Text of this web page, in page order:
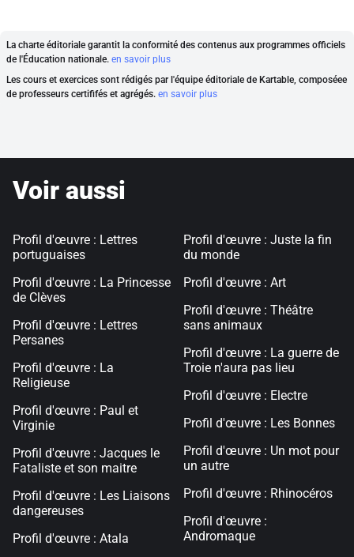
La charte éditoriale garantit la conformité des contenus aux programmes officiels
de l'Éducation nationale. en savoir plus
Les cours et exercices sont rédigés par l'équipe éditoriale de Kartable, composéee
de professeurs certififés et agrégés. en savoir plus
Voir aussi
Profil d'œuvre : Lettres
portuguaises
Profil d'œuvre : La Princesse
de Clèves
Profil d'œuvre : Lettres
Persanes
Profil d'œuvre : La
Religieuse
Profil d'œuvre : Paul et
Virginie
Profil d'œuvre : Jacques le
Fataliste et son maitre
Profil d'œuvre : Les Liaisons
dangereuses
Profil d'œuvre : Atala
Profil d'œuvre : Juste la fin
du monde
Profil d'œuvre : Art
Profil d'œuvre : Théâtre
sans animaux
Profil d'œuvre : La guerre de
Troie n'aura pas lieu
Profil d'œuvre : Electre
Profil d'œuvre : Les Bonnes
Profil d'œuvre : Un mot pour
un autre
Profil d'œuvre : Rhinocéros
Profil d'œuvre :
Andromaque